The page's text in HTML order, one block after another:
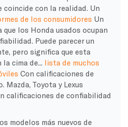
coincide con la realidad. Un
de los consumidores Un
que los Honda usados ocupan
Puede parecer un
pero significa que esta
cima de... lista de muchos
Con calificaciones de
Mazda, Toyota y Lexus
calificaciones de confiabilidad
modelos más nuevos de